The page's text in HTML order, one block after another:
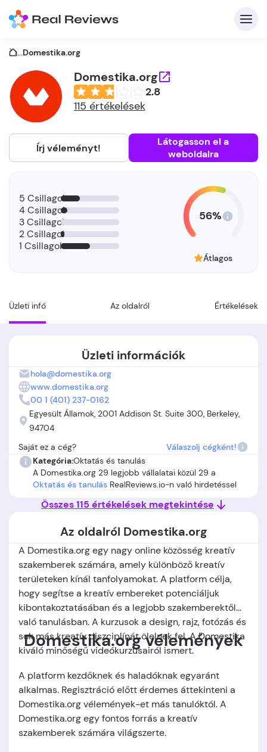
...Domestika.org
Domestika.org
2.8
115 értékelések
Írj véleményt!
Látogasson el a
weboldalra
Üzleti infó Az oldalról Értékelések
5 Csillagok
4 Csillagok
3 Csillagok
2 Csillagok
1 Csillagok
56%
Átlagos
Üzleti információk
hola@domestika.org
www.domestika.org
00 1 (401) 237-0162
Egyesült Államok, 2001 Addison St. Suite 300, Berkeley,
94704
Saját ez a cég?
Válaszolj cégként!
Kategória:Oktatás és tanulás
A Domestika.org 29 legjobb vállalatai közül 29 a
Oktatás és tanulás RealReviews.io-n való hirdetéssel
Összes 115 értékelések megtekintése
Az oldalról Domestika.org
A Domestika.org egy nagy online közösség kreatív
szakemberek számára, amely különböző kreatív
területeken kínál tanfolyamokat. A platform célja,
hogy segítse a kreatív embereket potenciáljuk
kibontakoztatásában és a legjobb szakemberektől
való tanulásban. A kurzusok a design, rajz, fotózás és
sok más kreatív diszciplínát ölelnek fel. A Domestika
kiváló minőségű videókurzusairól ismert.
Domestika.org vélemények
A platform kezdőknek és haladóknak egyaránt
alkalmas. Regisztráció előtt érdemes áttekinteni a
Domestika.org vélemények-et más tanulóktól. A
Domestika.org egy fontos forrás a kreatív
szakemberek számára világszerte.